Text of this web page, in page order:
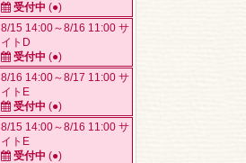
受付中 (●)
8/15 14:00～8/16 11:00 サ
イトD
受付中 (●)
8/16 14:00～8/17 11:00 サ
イトE
受付中 (●)
8/15 14:00～8/16 11:00 サ
イトE
受付中 (●)